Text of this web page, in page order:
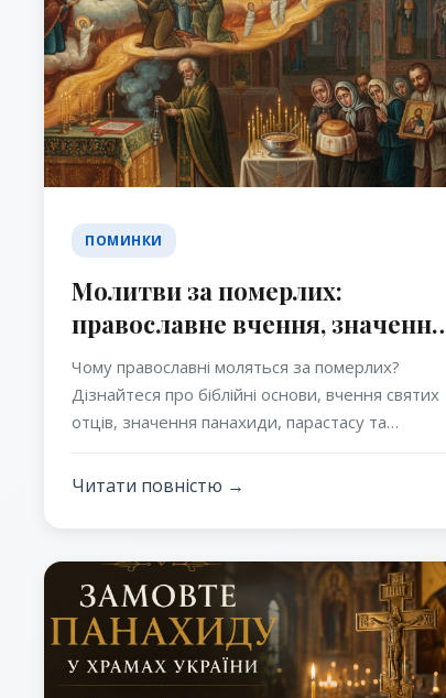
ПОМИНКИ
Молитви за померлих:
православне вчення,
вчення святих отців та сила
церковної молитви
Чому православні моляться за померлих?
Дізнайтеся про біблійні основи, вчення святих
отців, значення панахиди, парастасу та
Церкві.
Читати повністю →